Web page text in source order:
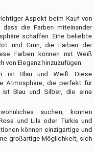
Aspekt beim Kauf von
die Farben miteinander
schaffen. Eine beliebte
und Grün, die Farben der
Farben können mit Weiß
von Eleganz hinzuzufügen.
ist Blau und Weiß. Diese
Atmosphäre, die perfekt für
ist Blau und Silber, die eine
suchen, können
und Lila oder Türkis und
können einzigartige und
großartige Möglichkeit, sich